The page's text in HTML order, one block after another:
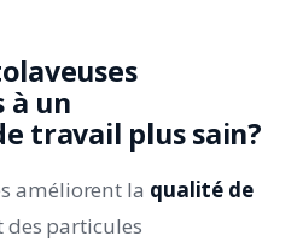
à un
travail plus sain?
améliorent la qualité de
des particules